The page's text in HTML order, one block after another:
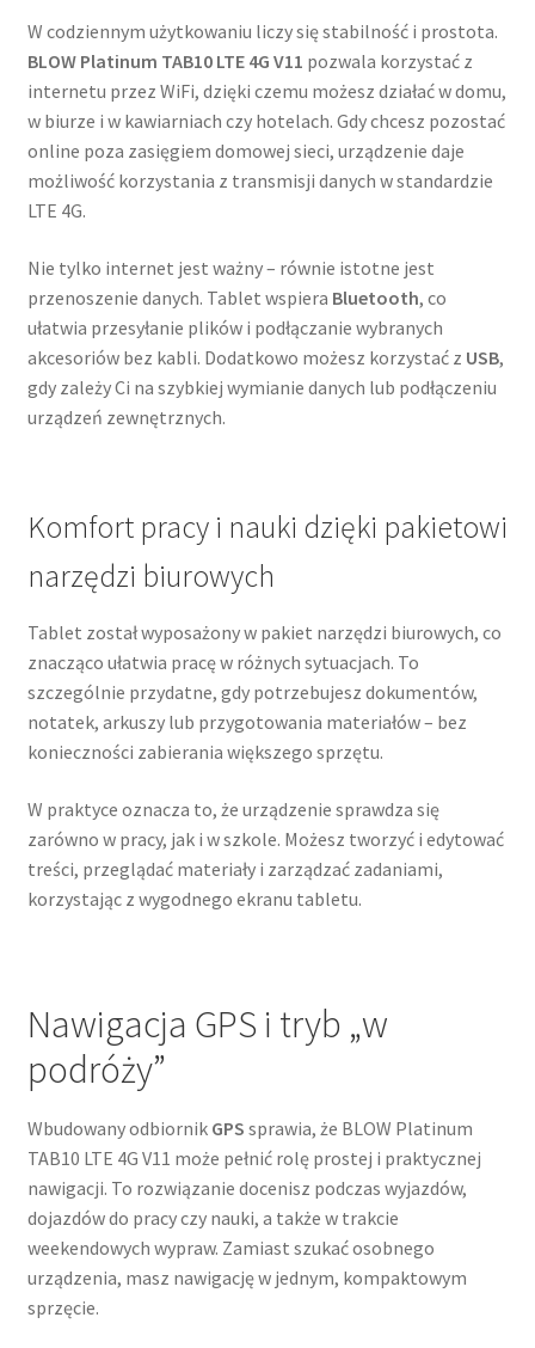
W codziennym użytkowaniu liczy się stabilność i prostota.
BLOW Platinum TAB10 LTE 4G V11 pozwala korzystać z
internetu przez WiFi, dzięki czemu możesz działać w domu,
w biurze i w kawiarniach czy hotelach. Gdy chcesz pozostać
online poza zasięgiem domowej sieci, urządzenie daje
możliwość korzystania z transmisji danych w standardzie
LTE 4G.
Nie tylko internet jest ważny – równie istotne jest
przenoszenie danych. Tablet wspiera Bluetooth, co
ułatwia przesyłanie plików i podłączanie wybranych
akcesoriów bez kabli. Dodatkowo możesz korzystać z USB,
gdy zależy Ci na szybkiej wymianie danych lub podłączeniu
urządzeń zewnętrznych.
Komfort pracy i nauki dzięki pakietowi
narzędzi biurowych
Tablet został wyposażony w pakiet narzędzi biurowych, co
znacząco ułatwia pracę w różnych sytuacjach. To
szczególnie przydatne, gdy potrzebujesz dokumentów,
notatek, arkuszy lub przygotowania materiałów – bez
konieczności zabierania większego sprzętu.
W praktyce oznacza to, że urządzenie sprawdza się
zarówno w pracy, jak i w szkole. Możesz tworzyć i edytować
treści, przeglądać materiały i zarządzać zadaniami,
korzystając z wygodnego ekranu tabletu.
Nawigacja GPS i tryb „w
podróży”
Wbudowany odbiornik GPS sprawia, że BLOW Platinum
TAB10 LTE 4G V11 może pełnić rolę prostej i praktycznej
nawigacji. To rozwiązanie docenisz podczas wyjazdów,
dojazdów do pracy czy nauki, a także w trakcie
weekendowych wypraw. Zamiast szukać osobnego
urządzenia, masz nawigację w jednym, kompaktowym
sprzęcie.